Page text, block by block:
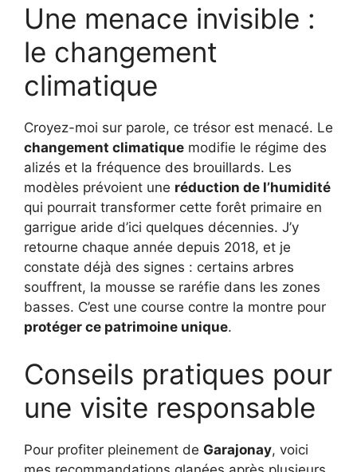
Une menace invisible :
le changement
climatique
Croyez-moi sur parole, ce trésor est menacé. Le
changement climatique modifie le régime des
alizés et la fréquence des brouillards. Les
modèles prévoient une réduction de l’humidité
qui pourrait transformer cette forêt primaire en
garrigue aride d’ici quelques décennies. J’y
retourne chaque année depuis 2018, et je
constate déjà des signes : certains arbres
souffrent, la mousse se raréfie dans les zones
basses. C’est une course contre la montre pour
protéger ce patrimoine unique.
Conseils pratiques pour
une visite responsable
Pour profiter pleinement de Garajonay, voici